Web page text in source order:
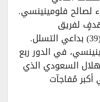
لفريق
في الدور ربع
السعودي الذي
مُفاجآت